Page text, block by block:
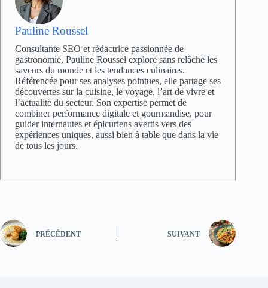
Pauline Roussel
Consultante SEO et rédactrice passionnée de
gastronomie, Pauline Roussel explore sans relâche les
saveurs du monde et les tendances culinaires.
Référencée pour ses analyses pointues, elle partage ses
découvertes sur la cuisine, le voyage, l’art de vivre et
l’actualité du secteur. Son expertise permet de
combiner performance digitale et gourmandise, pour
guider internautes et épicuriens avertis vers des
expériences uniques, aussi bien à table que dans la vie
de tous les jours.
PRÉCÉDENT SUIVANT